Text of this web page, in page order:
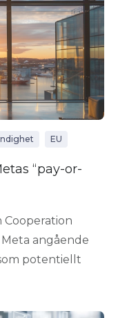
EU
“pay-or-
angående
potentiellt